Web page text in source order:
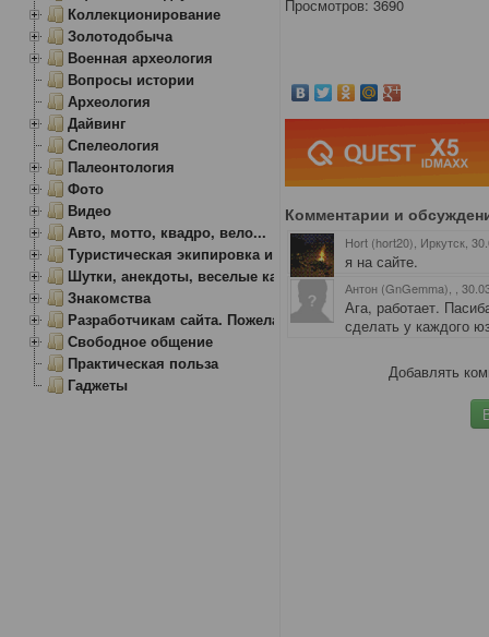
Просмотров: 3690
Комментарии и
Hort (hort20), Иркутск ,
я на сайте.
Антон (GnGemma), ,
Ага, работает.
сделать у каждого
Добавлять
Коллекционирование
Золотодобыча
Военная археология
Вопросы истории
Археология
Дайвинг
Спелеология
Палеонтология
Фото
Видео
Авто, мотто, квадро, вело...
Туристическая экипировка и снаряжение
Шутки, анекдоты, веселые картинки
Знакомства
Разработчикам сайта. Пожелания, замечания.
Свободное общение
Практическая польза
Гаджеты